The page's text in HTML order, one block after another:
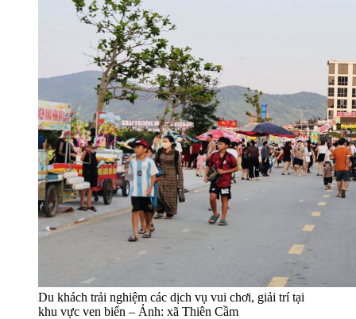
Du khách trải nghiệm các dịch vụ vui chơi, giải trí tại
khu vực ven biển – Ảnh: xã Thiên Cầm